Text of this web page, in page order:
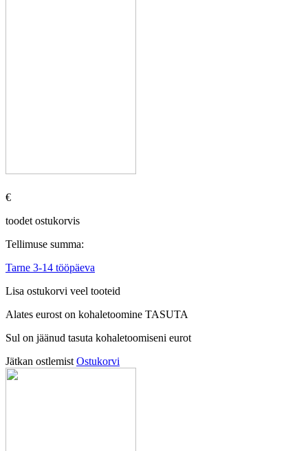
€
toodet ostukorvis
Tellimuse summa:
Tarne 3-14 tööpäeva
Lisa ostukorvi veel tooteid
Alates eurost on kohaletoomine TASUTA
Sul on jäänud tasuta kohaletoomiseni eurot
Jätkan ostlemist Ostukorvi